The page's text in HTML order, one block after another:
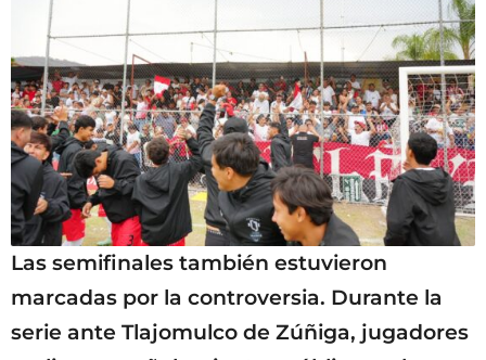
Las semifinales también estuvieron
marcadas por la controversia. Durante la
serie ante Tlajomulco de Zúñiga, jugadores